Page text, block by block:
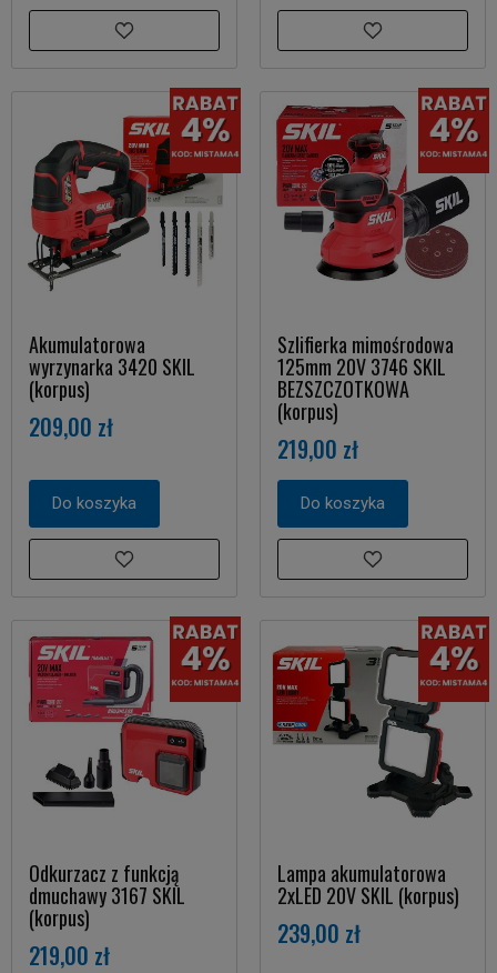
Akumulatorowa
wyrzynarka 3420 SKIL
(korpus)
209,00 zł
Do koszyka
Szlifierka mimośrodowa
125mm 20V 3746 SKIL
BEZSZCZOTKOWA
(korpus)
219,00 zł
Do koszyka
Odkurzacz z funkcją
dmuchawy 3167 SKIL
(korpus)
219,00 zł
Lampa akumulatorowa
2xLED 20V SKIL (korpus)
239,00 zł